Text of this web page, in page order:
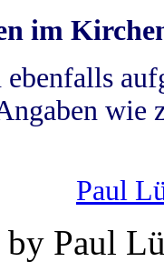
im
wie
Paul
Paul